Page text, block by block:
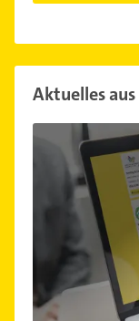
Aktuelles